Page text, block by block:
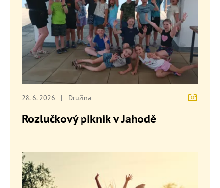
28. 6. 2026 | Družina
Rozlučkový piknik v Jahodě